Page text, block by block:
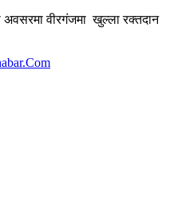
वीरगंजमा खुल्ला रक्तदान